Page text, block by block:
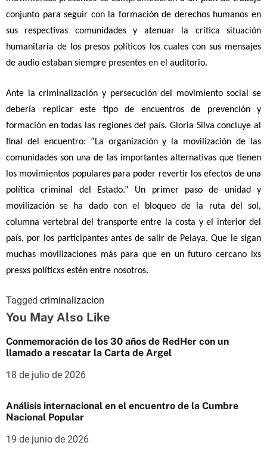
conjunto para seguir con la formación de derechos humanos en
sus respectivas comunidades y atenuar la crítica situación
humanitaria de los presos políticos los cuales con sus mensajes
de audio estaban siempre presentes en el auditorio.
Ante la criminalización y persecución del movimiento social se
debería replicar este tipo de encuentros de prevención y
formación en todas las regiones del país. Gloria Silva concluye al
final del encuentro: “La organización y la movilización de las
comunidades son una de las importantes alternativas que tienen
los movimientos populares para poder revertir los efectos de una
política criminal del Estado.” Un primer paso de unidad y
movilización se ha dado con el bloqueo de la ruta del sol,
columna vertebral del transporte entre la costa y el interior del
país, por los participantes antes de salir de Pelaya. Que le sigan
muchas movilizaciones más para que en un futuro cercano lxs
presxs políticxs estén entre nosotros.
Tagged criminalizacion
You May Also Like
Conmemoración de los 30 años de RedHer con un
llamado a rescatar la Carta de Argel
18 de julio de 2026
Análisis internacional en el encuentro de la Cumbre
Nacional Popular
19 de junio de 2026